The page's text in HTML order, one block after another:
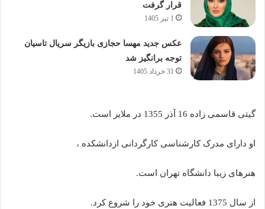
قرار گرفت
1 تیر 1405
عکس جدید مهسا حجازی بازیگر سریال تاسیان
توجه برانگیز شد
31 خرداد 1405
گیتی قاسمی زاده 16 آذر 1355 در ملایر است.
او دارای مدرک کارشناسی کارگردانی ازدانشکده ،
هنرهای زیبا دانشگاه تهران است.
از سال 1375 فعالیت هنری خود را شروع کرد.